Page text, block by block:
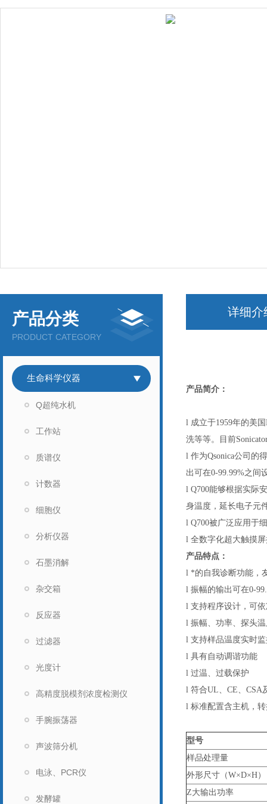
产品分类
PRODUCT CATEGORY
生命科学仪器
Q超纯水机
工作站
质谱仪
计数器
细胞仪
分析仪器
石墨消解
杂交箱
反应器
过滤器
光度计
高精度脱模剂浓度检测仪
手腕振荡器
声波筛分机
电泳、PCR仪
发酵罐
详细介
产品简介：
l 成立于1959年的美
洗等等。目前
l 作为Qsonica公司的
出可在0-99.99%之间
l Q700能够根据实际
身温度，延长电子元
l Q700被广泛应用于
l 全数字化超大触摸
产品特点：
l *的自我诊断功能，
l 振幅的输出可在0-
l 支持程序设计，可
l 振幅、功率、探头
l 支持样品温度实时
l 具有自动调谐功能
l 过温、过载保护
l 符合UL、CE、CSA
l 标准配置含主机，
型号
样品处理量
外形尺寸（W×D×H）
Z大输出功率